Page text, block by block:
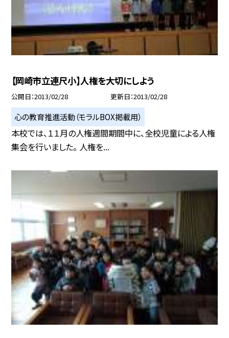
【岡崎市立連尺小】人権を大切にしよう
公開日 2013/02/28 更新日 2013/02/28
心の教育推進活動（モラルBOX掲載用）
本校では、１１月の人権週間期間中に、全校児童による人権
集会を行いました。 人権を...